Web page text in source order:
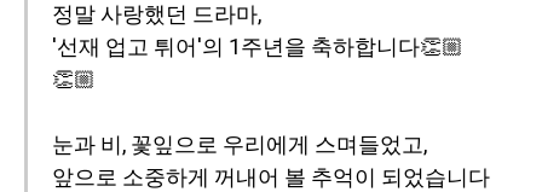
정말 사랑했던 드라마,
'선재 업고 튀어'의 1주년을 축하합니다👏🏼
👏🏼
눈과 비, 꽃잎으로 우리에게 스며들었고,
앞으로 소중하게 꺼내어 볼 추억이 되었습니다